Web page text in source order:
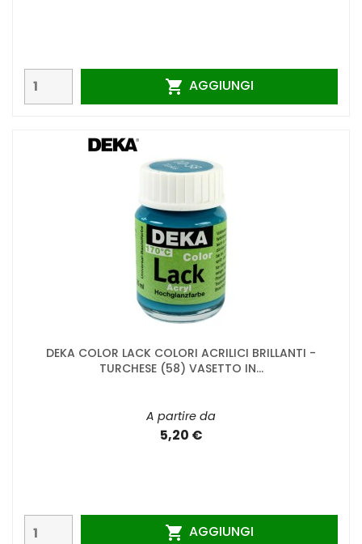
 AGGIUNGI
DEKA COLOR LACK COLORI ACRILICI BRILLANTI -
TURCHESE (58) VASETTO IN...
A partire da
5,20 €
 AGGIUNGI